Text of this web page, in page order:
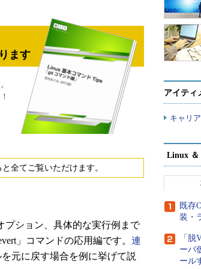
ブログ
ます
と全てご覧いただけます。
ション、具体的な実行例まで
」コマンドの応用編です。 連
元に戻す場合を例に挙げて説
アイティ
キャリ
Linux ＆
既存
装・
「
ーバ
ール